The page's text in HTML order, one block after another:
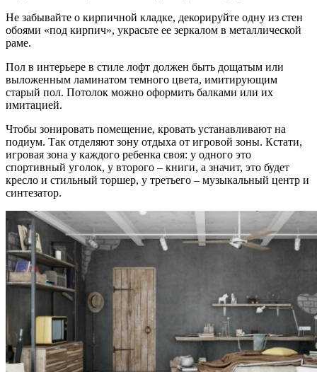
Не забывайте о кирпичной кладке, декорируйте одну из стен
обоями «под кирпич», украсьте ее зеркалом в металлической
раме.
Пол в интерьере в стиле лофт должен быть дощатым или
выложенным ламинатом темного цвета, имитирующим
старый пол. Потолок можно оформить балками или их
имитацией.
Чтобы зонировать помещение, кровать устанавливают на
подиум. Так отделяют зону отдыха от игровой зоны. Кстати,
игровая зона у каждого ребенка своя: у одного это
спортивный уголок, у второго – книги, а значит, это будет
кресло и стильный торшер, у третьего – музыкальный центр и
синтезатор.